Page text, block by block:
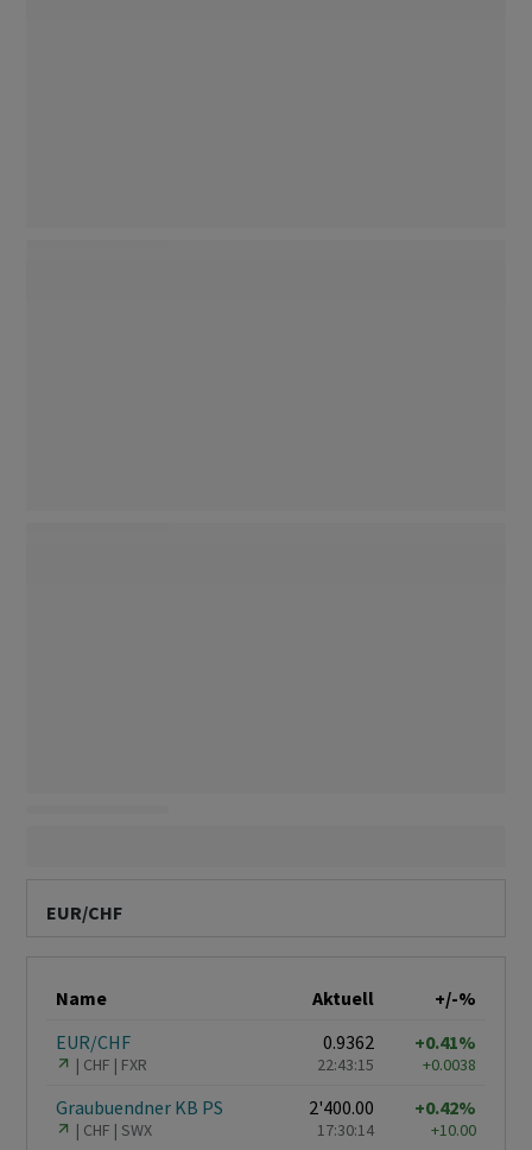
EUR/CHF
Name Aktuell
+/-%
EUR/CHF
CHF FXR
0.9362
22:43:15
+0.41%
+0.0038
Graubuendner KB PS
CHF SWX
2'400.00
17:30:14
+0.42%
+10.00